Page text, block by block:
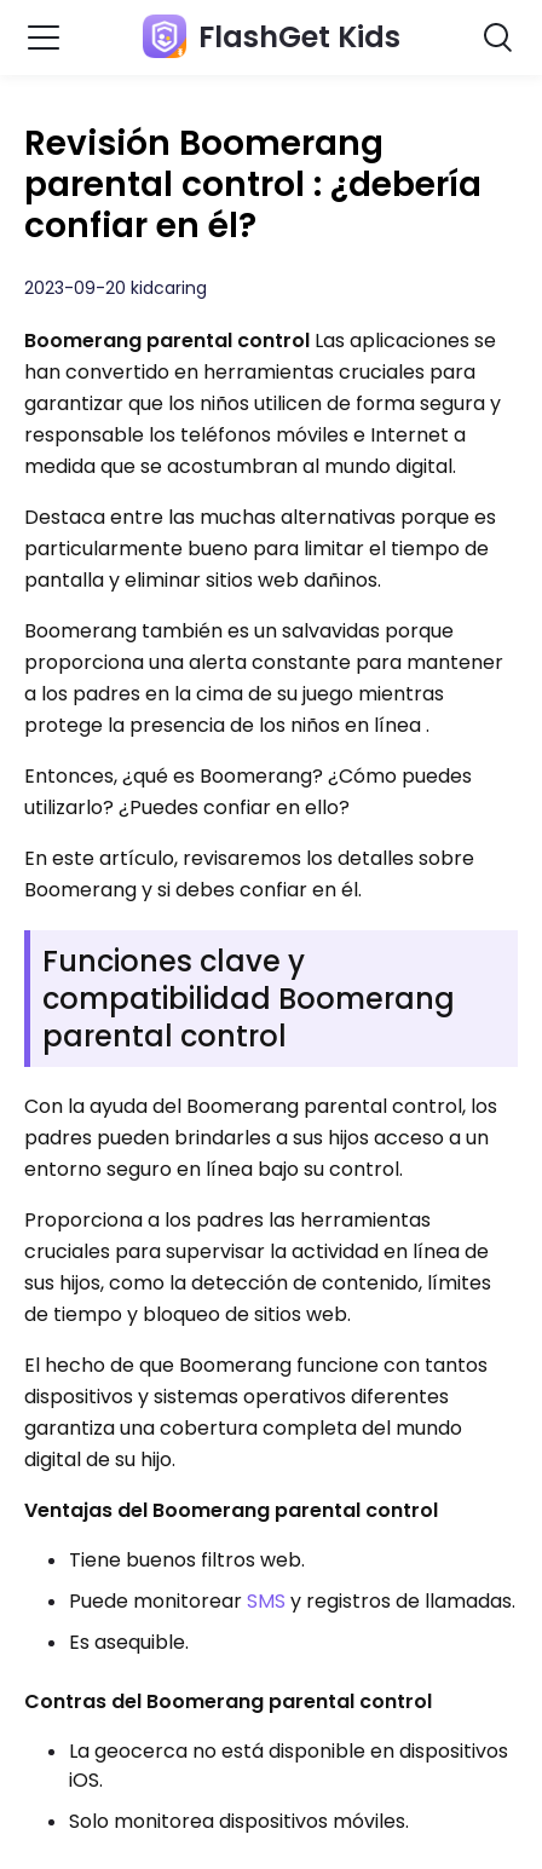
FlashGet Kids
Revisión Boomerang
parental control : ¿debería
confiar en él?
2023-09-20 kidcaring
Boomerang parental control Las aplicaciones se
han convertido en herramientas cruciales para
garantizar que los niños utilicen de forma segura y
responsable los teléfonos móviles e Internet a
medida que se acostumbran al mundo digital.
Destaca entre las muchas alternativas porque es
particularmente bueno para limitar el tiempo de
pantalla y eliminar sitios web dañinos.
Boomerang también es un salvavidas porque
proporciona una alerta constante para mantener
a los padres en la cima de su juego mientras
protege la presencia de los niños en línea .
Entonces, ¿qué es Boomerang? ¿Cómo puedes
utilizarlo? ¿Puedes confiar en ello?
En este artículo, revisaremos los detalles sobre
Boomerang y si debes confiar en él.
Funciones clave y
compatibilidad Boomerang
parental control
Con la ayuda del Boomerang parental control, los
padres pueden brindarles a sus hijos acceso a un
entorno seguro en línea bajo su control.
Proporciona a los padres las herramientas
cruciales para supervisar la actividad en línea de
sus hijos, como la detección de contenido, límites
de tiempo y bloqueo de sitios web.
El hecho de que Boomerang funcione con tantos
dispositivos y sistemas operativos diferentes
garantiza una cobertura completa del mundo
digital de su hijo.
Ventajas del Boomerang parental control
Tiene buenos filtros web.
Puede monitorearSMS y registros de llamadas.
Es asequible.
Contras del Boomerang parental control
La geocerca no está disponible en dispositivos
iOS.
Solo monitorea dispositivos móviles.